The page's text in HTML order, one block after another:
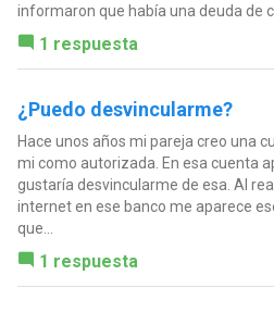
informaron que había una deuda de
1 respuesta
¿Puedo desvincularme?
Hace unos años mi pareja creo una
mi como autorizada. En esa cuenta
gustaría desvincularme de esa. Al
internet en ese banco me aparece
que...
1 respuesta